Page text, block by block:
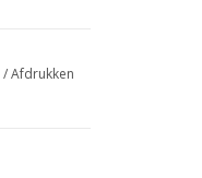
/Afdrukken